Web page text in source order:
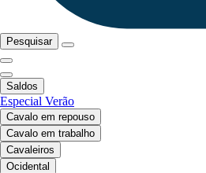
Pesquisar
Saldos
Especial Verão
Cavalo em repouso
Cavalo em trabalho
Cavaleiros
Ocidental